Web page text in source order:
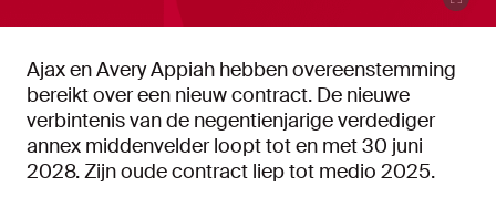
Ajax en Avery Appiah hebben overeenstemming
bereikt over een nieuw contract. De nieuwe
verbintenis van de negentienjarige verdediger
annex middenvelder loopt tot en met 30 juni
2028. Zijn oude contract liep tot medio 2025.